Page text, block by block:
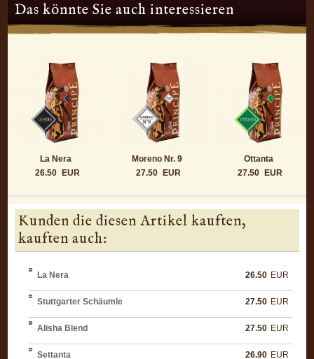
Das könnte Sie auch interessieren
La Nera
26.50
EUR
Moreno Nr. 9
27.50
EUR
Ottanta
27.50
EUR
Kunden die diesen Artikel kauften,
kauften auch:
La Nera 26.50 EUR
Stuttgarter Schäumle 27.50 EUR
Alisha Blend 27.50 EUR
Settanta 26.90 EUR